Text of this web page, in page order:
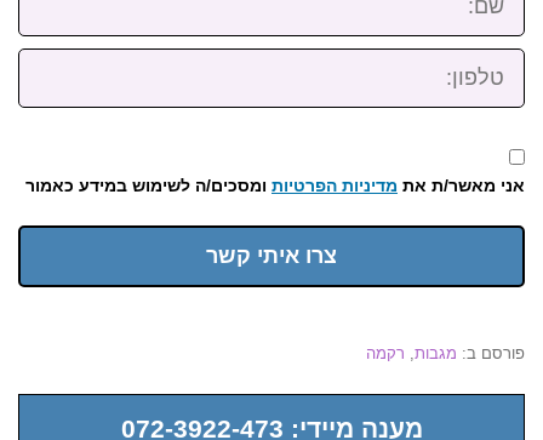
טלפון:
אני מאשר/ת את מדיניות הפרטיות ומסכים/ה לשימוש במידע כאמור
צרו איתי קשר
פורסם ב: מגבות רקמה
מענה מיידי: 072-3922-473